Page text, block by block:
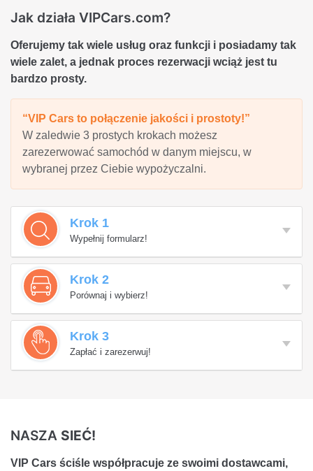
Jak działa VIPCars.com?
Oferujemy tak wiele usług oraz funkcji i posiadamy tak
wiele zalet, a jednak proces rezerwacji wciąż jest tu
bardzo prosty.
“VIP Cars to połączenie jakości i prostoty!”
W zaledwie 3 prostych krokach możesz
zarezerwować samochód w danym miejscu, w
wybranej przez Ciebie wypożyczalni.
Krok 1
Wypełnij formularz!
Krok 2
Porównaj i wybierz!
Krok 3
Zapłać i zarezerwuj!
NASZA SIEĆ!
VIP Cars ściśle współpracuje ze swoimi dostawcami,